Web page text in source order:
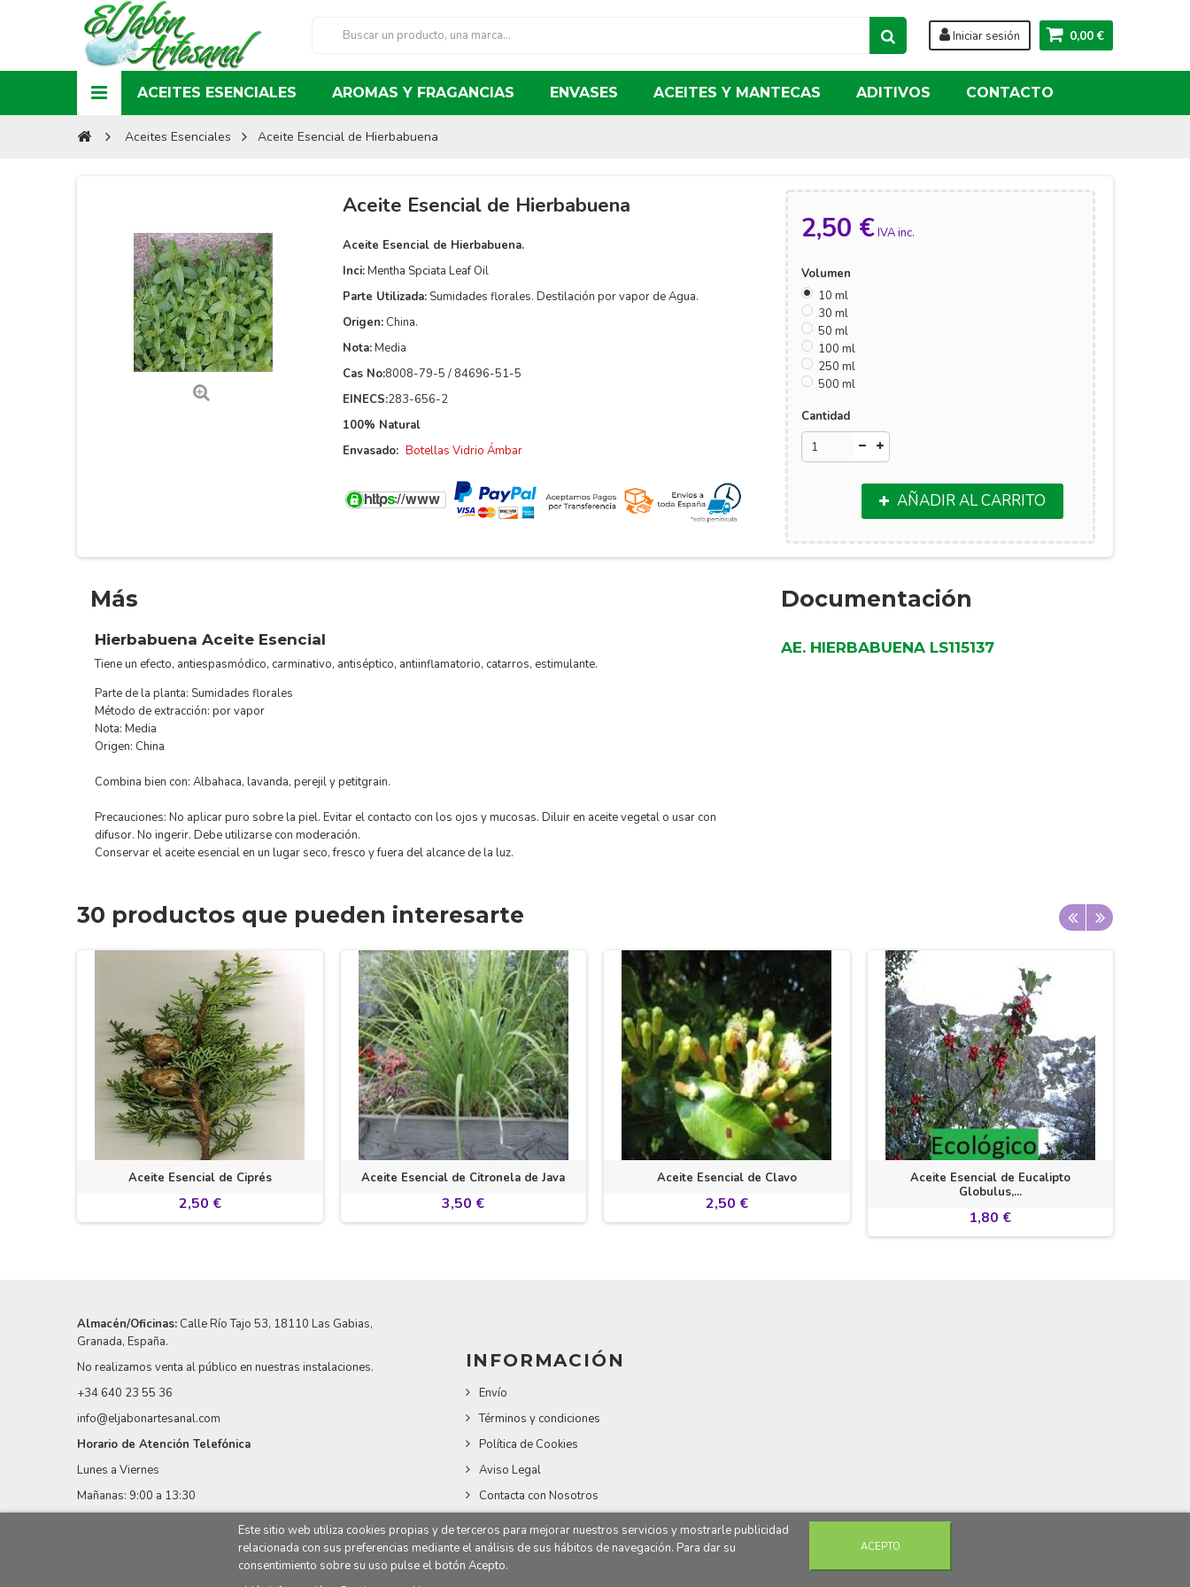
0,00 €
Iniciar sesión
ACEITES ESENCIALES AROMAS Y FRAGANCIAS ENVASES ACEITES Y MANTECAS ADITIVOS CONTACTO
Aceites Esenciales Aceite Esencial de Hierbabuena
Aceite Esencial de Hierbabuena
Aceite Esencial de Hierbabuena.
Inci:Mentha Spciata Leaf Oil
Parte Utilizada: Sumidades florales. Destilación por vapor de Agua.
Origen: China.
Nota:Media
Cas No:8008-79-5 / 84696-51-5
EINECS:283-656-2
100% Natural
Envasado: Botellas Vidrio Ámbar
2,50 €IVA inc.
Volumen
10 ml
30 ml
50 ml
100 ml
250 ml
500 ml
Cantidad
AÑADIR AL CARRITO
Más
Hierbabuena Aceite Esencial
Tiene un efecto, antiespasmódico, carminativo, antiséptico, antiinflamatorio, catarros, estimulante.
Parte de la planta: Sumidades florales
Método de extracción: por vapor
Nota: Media
Origen: China
Combina bien con: Albahaca, lavanda, perejil y petitgrain.
Precauciones: No aplicar puro sobre la piel. Evitar el contacto con los ojos y mucosas. Diluir en aceite vegetal o usar con
difusor. No ingerir. Debe utilizarse con moderación.
Conservar el aceite esencial en un lugar seco, fresco y fuera del alcance de la luz.
Documentación
AE. HIERBABUENA LS115137
30 productos que pueden interesarte
Aceite Esencial de Ciprés
2,50 €
Aceite Esencial de Citronela de Java
3,50 €
Aceite Esencial de Clavo
2,50 €
Aceite Esencial de Eucalipto
Globulus,...
1,80 €
Almacén/Oficinas: Calle Río Tajo 53, 18110 Las Gabias,
Granada, España.
No realizamos venta al público en nuestras instalaciones.
+34 640 23 55 36
info@eljabonartesanal.com
Horario de Atención Telefónica
Lunes a Viernes
Mañanas: 9:00 a 13:30
INFORMACIÓN
Envío
Términos y condiciones
Política de Cookies
Aviso Legal
Contacta con Nosotros
Este sitio web utiliza cookies propias y de terceros para mejorar nuestros servicios y mostrarle publicidad
relacionada con sus preferencias mediante el análisis de sus hábitos de navegación. Para dar su
consentimiento sobre su uso pulse el botón Acepto.
ACEPTO